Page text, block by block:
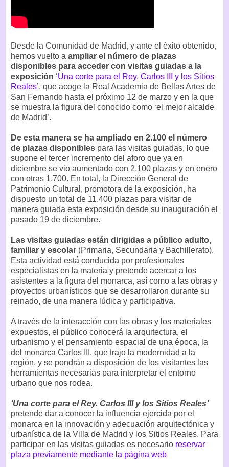
Desde la Comunidad de Madrid, y ante el éxito obtenido,
hemos vuelto a ampliar el número de plazas
disponibles para acceder con visitas guiadas a la
exposición ‘Una corte para el Rey. Carlos III y los Sitios
Reales’, que acoge la Real Academia de Bellas Artes de
San Fernando hasta el próximo 12 de marzo y en la que
se muestra la figura del conocido como ‘el mejor alcalde
de Madrid’.
De esta manera se ha ampliado en 2.100 el número
de plazas disponibles para las visitas guiadas, lo que
supone el tercer incremento del aforo que ya en
diciembre se vio aumentado con 2.100 plazas y en enero
con otras 1.700. En total, la Dirección General de
Patrimonio Cultural, promotora de la exposición, ha
dispuesto un total de 11.400 plazas para visitar de
manera guiada esta exposición desde su inauguración el
pasado 19 de diciembre.
Las visitas guiadas están dirigidas a público adulto,
familiar y escolar (Primaria, Secundaria y Bachillerato).
Esta actividad está conducida por profesionales
especialistas en la materia y pretende acercar a los
asistentes a la figura del monarca, así como a las obras y
proyectos urbanísticos que se desarrollaron durante su
reinado, de una manera lúdica y participativa.
A través de la interacción con las obras y los materiales
expuestos, el público conocerá la arquitectura, el
urbanismo y el pensamiento espacial de una época, la
del monarca Carlos III, que trajo la modernidad a la
región, y se pondrán a disposición de los visitantes las
herramientas necesarias para interpretar el entorno
urbano que nos rodea.
‘Una corte para el Rey. Carlos III y los Sitios Reales’
pretende dar a conocer la influencia ejercida por el
monarca en la innovación y adecuación arquitectónica y
urbanística de la Villa de Madrid y los Sitios Reales. Para
participar en las visitas guiadas es necesario reservar
plaza previamente mediante la página web